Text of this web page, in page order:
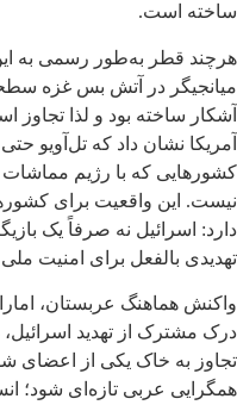
ساخته است.
هرچند قطر به‌طور رسمی به این
میانجیگر در آتش بس غزه
آشکار ساخته بود و لذا تجاوز
آمریکا نشان داد که تل‌آویو
کشورهایی که با رژیم مماشات
نیست. این واقعیت برای
دارد: اسرائیل نه صرفاً یک
تهدیدی بالفعل برای امنیت
واکنش هماهنگ عربستان،
درک مشترک از تهدید
تجاوز به خاک یکی از اعضای
همگرایی عربی تازه‌ای شود؛